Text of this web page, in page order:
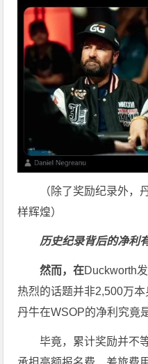
（除了奖励纪录外，
样辉煌）
历史纪录背后的净利
然而，在Duckworth
热烈的话题并非2,500万本
丹牛在WSOP的净利究竟
毕竟，累计奖励并不